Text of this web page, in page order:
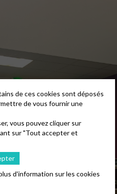
de ces cookies sont déposés
de vous fournir une
vous pouvez cliquer sur
sur "Tout accepter et
d'information sur les cookies